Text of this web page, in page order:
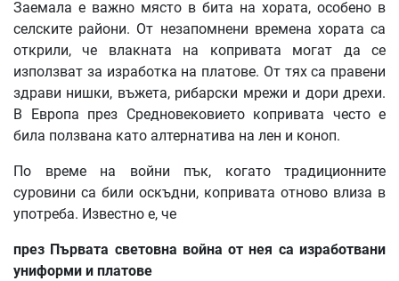
Заемала е важно място в бита на хората, особено в
селските райони. От незапомнени времена хората са
открили, че влакната на копривата могат да се
използват за изработка на платове. От тях са правени
здрави нишки, въжета, рибарски мрежи и дори дрехи.
В Европа през Средновековието копривата често е
била ползвана като алтернатива на лен и коноп.
По време на войни пък, когато традиционните
суровини са били оскъдни, копривата отново влиза в
употреба. Известно е, че
през Първата световна война от нея са изработвани
униформи и платове